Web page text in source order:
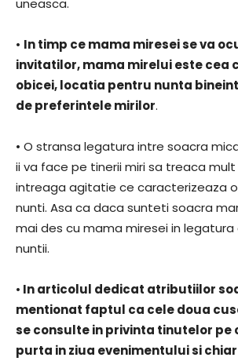
• In timp ce mama miresei se va
invitatilor, mama mirelui este cea
obicei, locatia pentru nunta
de preferintele mirilor.
• O stransa legatura intre soacra
ii va face pe tinerii miri sa treaca
intreaga agitatie ce caracterizeaza
nunti. Asa ca daca sunteti soacra
mai des cu mama miresei in legatura
nuntii.
• In articolul dedicat atributiilor
mentionat faptul ca cele doua
se consulte in privinta tinutelor pe
purta in ziua evenimentului si